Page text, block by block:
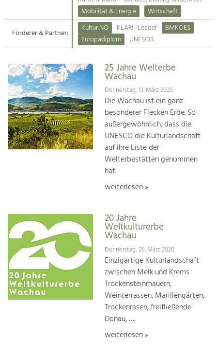
Suche
Impressum
Kontakt
Tourismus
Angebotsentwicklung und
Kunst & Kultur
Handwerk, Wissenschaft und Forschung.
Soziales, Bildung &
Identität
Gleichberechtigung, Jugend und
Integration
Mobilität & Energie
Klimawandel, öffentlicher Verkehr und
Mobilität & Energie
Wirtschaft
Förderer & Partner:
Kultur NÖ KLAR! Leader
BMKOES
Europadiplom
UNESCO
25 Jahre Welterbe
Wachau
Donnerstag, 13. März 2025
Die Wachau ist ein ganz
besonderer Flecken Erde. So
außergewöhnlich, dass die
UNESCO die Kulturlandschaft
auf ihre Liste der
Welterbestätten genommen
hat.
weiterlesen »
20 Jahre
Weltkulturerbe
Wachau
Donnerstag, 26. März 2020
Einzigartige Kulturlandschaft
zwischen Melk und Krems
Trockensteinmauern,
Weinterrassen, Marillengärten,
Trockenrasen, freifließende
Donau, ….
weiterlesen »